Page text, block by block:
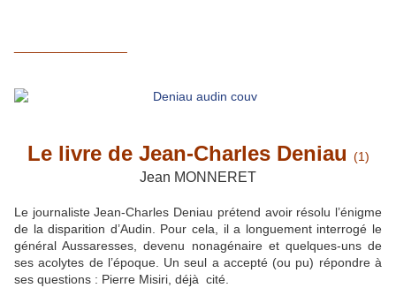
Le livre de Jean-Charles Deniau (1)
Jean MONNERET
Le journaliste Jean-Charles Deniau prétend avoir résolu l’énigme
de la disparition d’Audin. Pour cela, il a longuement interrogé le
général Aussaresses, devenu nonagénaire et quelques-uns de
ses acolytes de l’époque. Un seul a accepté (ou pu) répondre à
ses questions : Pierre Misiri, déjà cité.